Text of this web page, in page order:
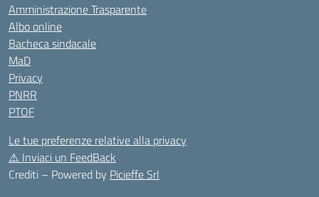
Amministrazione Trasparente
Albo online
Bacheca sindacale
MaD
Privacy
PNRR
PTOF
Le tue preferenze relative alla privacy
⚠️ Inviaci un FeedBack
Crediti – Powered by Picieffe Srl